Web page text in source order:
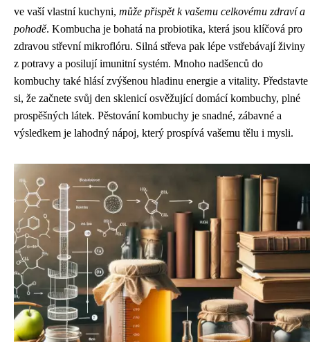
ve vaší vlastní kuchyni, může přispět k vašemu celkovému zdraví a
pohodě. Kombucha je bohatá na probiotika, která jsou klíčová pro
zdravou střevní mikroflóru. Silná střeva pak lépe vstřebávají živiny
z potravy a posilují imunitní systém. Mnoho nadšenců do
kombuchy také hlásí zvýšenou hladinu energie a vitality. Představte
si, že začnete svůj den sklenicí osvěžující domácí kombuchy, plné
prospěšných látek. Pěstování kombuchy je snadné, zábavné a
výsledkem je lahodný nápoj, který prospívá vašemu tělu i mysli.